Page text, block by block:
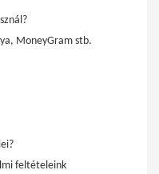
MoneyGram stb.
feltételeink